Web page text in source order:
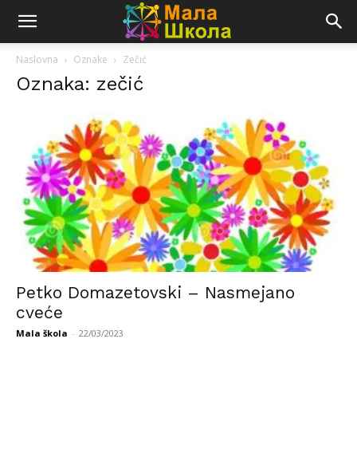
Naslovna Oznake Zečić
Oznaka: zečić
Petko Domazetovski – Nasmejano
cveće
Mala škola - 22/03/2023